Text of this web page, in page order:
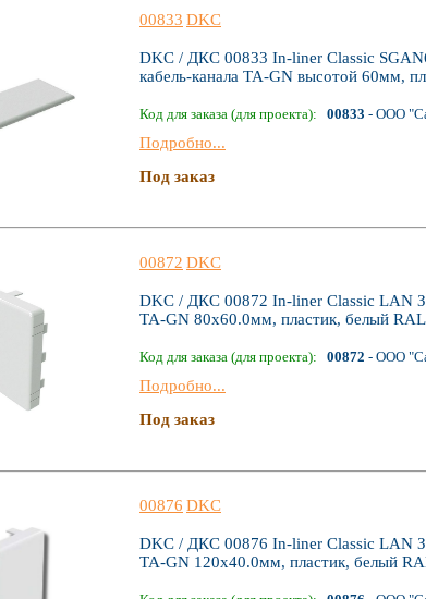
00833 DKC
DKC / ДКС 00833 In-liner Classic
кабель-канала TA-GN высотой 60мм,
Код для заказа (для проекта): 00833 - ООО
Подробно...
Под заказ
00872 DKC
DKC / ДКС 00872 In-liner Classic LAN
TA-GN 80х60.0мм, пластик, белый
Код для заказа (для проекта): 00872 - ООО
Подробно...
Под заказ
00876 DKC
DKC / ДКС 00876 In-liner Classic LAN
TA-GN 120х40.0мм, пластик, белый